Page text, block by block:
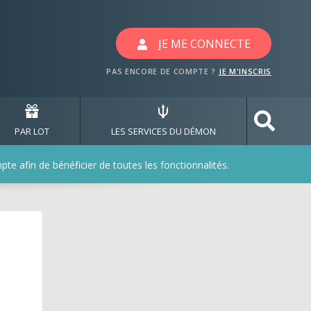
avec les jeux
JE ME CONNECTE
PAS ENCORE DE COMPTE ? JE M'INSCRIS
PAR LOT LES SERVICES DU DÉMON
afin de bénéficier de toutes les fonctionnalités.